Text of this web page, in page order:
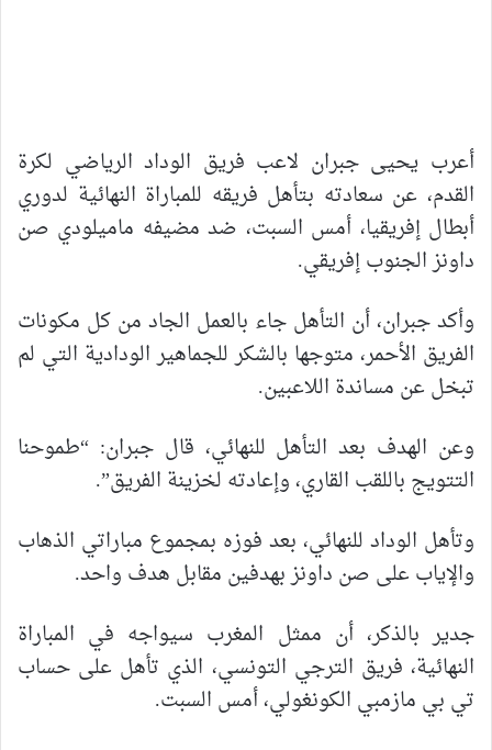
أعرب يحيى جبران لاعب فريق الوداد الرياضي لكرة
القدم، عن سعادته بتأهل فريقه للمباراة النهائية لدوري
أبطال إفريقيا، أمس السبت، ضد مضيفه ماميلودي صن
داونز الجنوب إفريقي.
وأكد جبران، أن التأهل جاء بالعمل الجاد من كل مكونات
الفريق الأحمر، متوجها بالشكر للجماهير الودادية التي لم
تبخل عن مساندة اللاعبين.
وعن الهدف بعد التأهل للنهائي، قال جبران: “طموحنا
التتويج باللقب القاري، وإعادته لخزينة الفريق”.
وتأهل الوداد للنهائي، بعد فوزه بمجموع مباراتي الذهاب
والإياب على صن داونز بهدفين مقابل هدف واحد.
جدير بالذكر، أن ممثل المغرب سيواجه في المباراة
النهائية، فريق الترجي التونسي، الذي تأهل على حساب
تي بي مازمبي الكونغولي، أمس السبت.